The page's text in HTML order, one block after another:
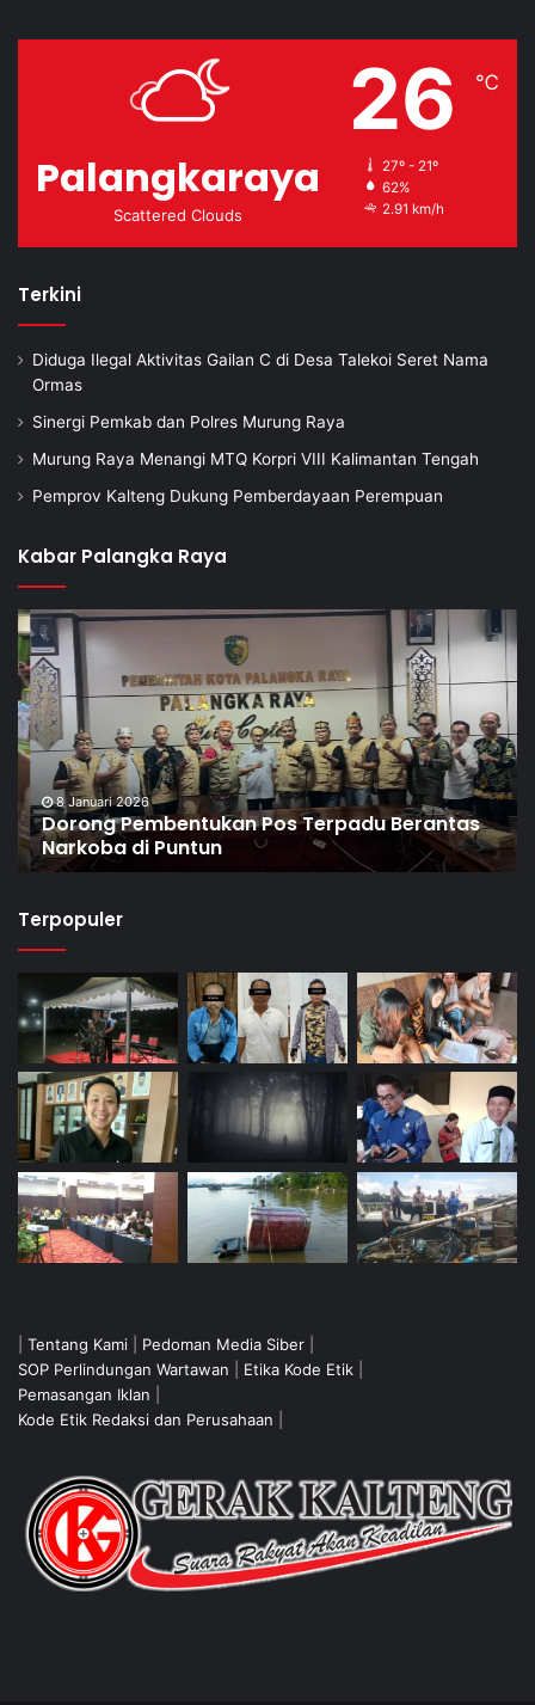
Palangkaraya
Scattered Clouds
26 ℃
27º - 21º
62%
2.91 km/h
Terkini
Diduga Ilegal Aktivitas Gailan C di Desa Talekoi Seret Nama
Ormas
Sinergi Pemkab dan Polres Murung Raya
Murung Raya Menangi MTQ Korpri VIII Kalimantan Tengah
Pemprov Kalteng Dukung Pemberdayaan Perempuan
Kabar Palangka Raya
8 Januari 2026
Dorong Pembentukan Pos Terpadu Berantas
Narkoba di Puntun
Terpopuler
Tentang Kami Pedoman Media Siber
SOP Perlindungan Wartawan
Etika Kode Etik
Pemasangan Iklan
Kode Etik Redaksi dan Perusahaan